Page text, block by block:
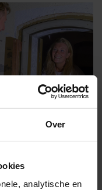
Over
analytische en
diep de ondergrondse
Veel forten zijn